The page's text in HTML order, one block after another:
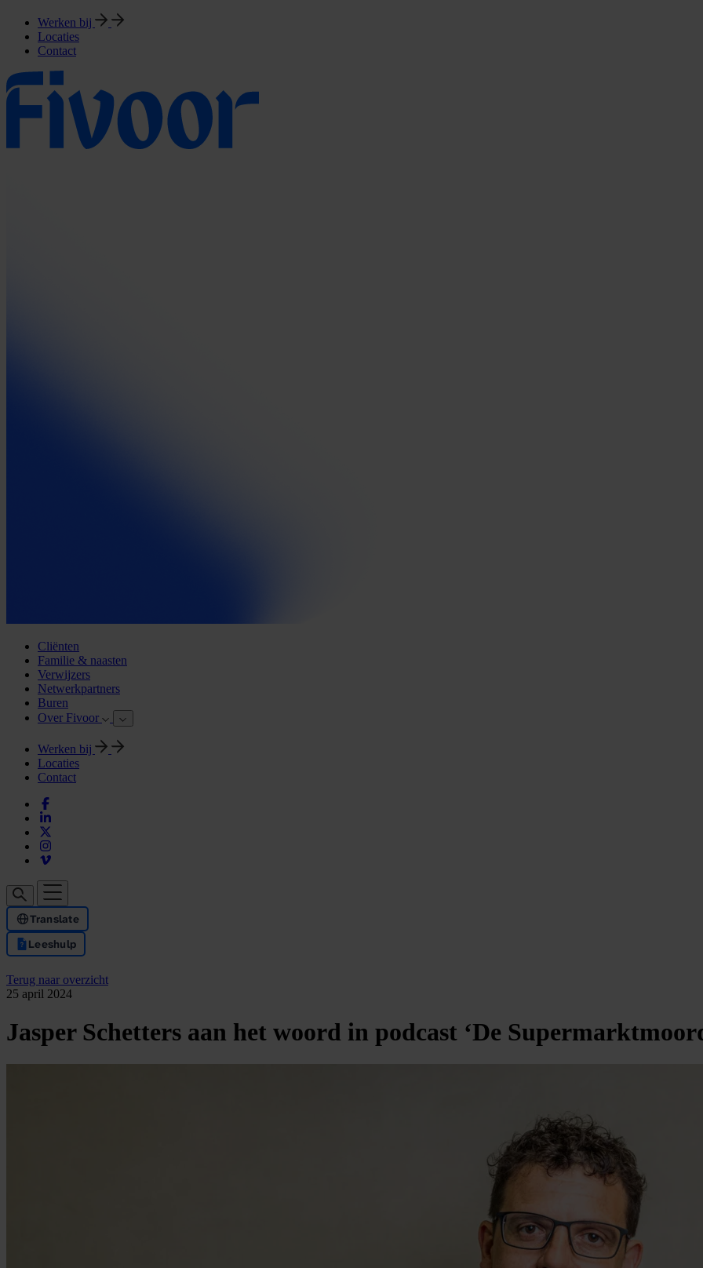
Werken bij
Locaties
Contact
Cliënten
Familie & naasten
Verwijzers
Netwerkpartners
Buren
Over Fivoor
Werken bij
Locaties
Contact
Translate
Leeshulp
Terug naar overzicht
25 april 2024
Jasper Schetters aan het woord in podcast ‘De